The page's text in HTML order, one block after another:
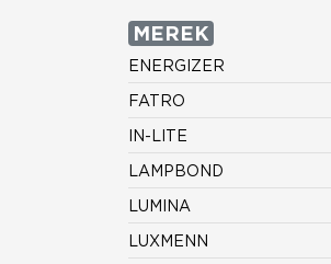
MEREK
ENERGIZER
FATRO
IN-LITE
LAMPBOND
LUMINA
LUXMENN